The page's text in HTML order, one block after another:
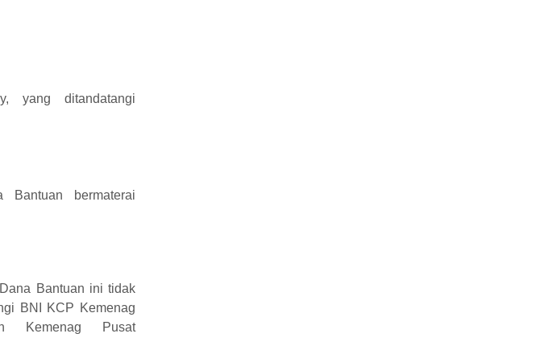
yang ditandatangi
Bantuan bermaterai
Bantuan ini tidak
BNI KCP Kemenag
Kemenag Pusat